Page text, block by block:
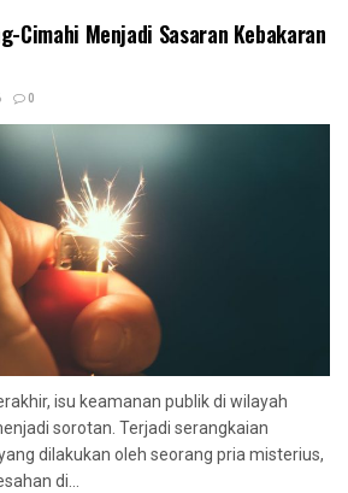
Cimahi Menjadi Sasaran Kebakaran
0
isu keamanan publik di wilayah
sorotan. Terjadi serangkaian
dilakukan oleh seorang pria misterius,
di...